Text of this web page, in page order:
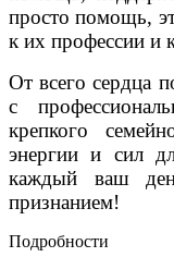
просто помощь,
к их профессии и
От всего сердца
с
крепкого
энергии и сил
каждый ваш
признанием!
Подробности